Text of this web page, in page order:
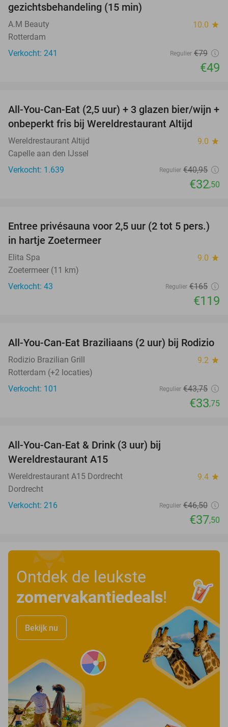
gezichtsbehandeling (15 min)
A.M Beauty 10.0 star
Rotterdam
Verkocht: 241
Regulier €79
€49
21%
All-You-Can-Eat (2,5 uur) + 3 glazen bier/wijn +
onbeperkt fris bij Wereldrestaurant Altijd
Wereldrestaurant Altijd 9.0 star
Capelle aan den IJssel
Verkocht: 1.639
Regulier €40,95
€32,50
28%
Entree privésauna voor 2,5 uur (2 tot 5 pers.)
in hartje Zoetermeer
Elita Spa 9.0 star
Zoetermeer (11 km)
Verkocht: 43
Regulier €165
€119
23%
All-You-Can-Eat Braziliaans (2 uur) bij Rodizio
Rodizio Brazilian Grill 9.2 star
Rotterdam (+2 locaties)
Verkocht: 101
Regulier €43,75
€33,75
All-You-Can-Eat & Drink (3 uur) bij
Wereldrestaurant A15
Wereldrestaurant A15 Dordrecht 9.4 star
Dordrecht
Verkocht: 216
Regulier €46,50
€37,50
Ontdek de leukste
zomervakantiedeals!
Bekijk nu